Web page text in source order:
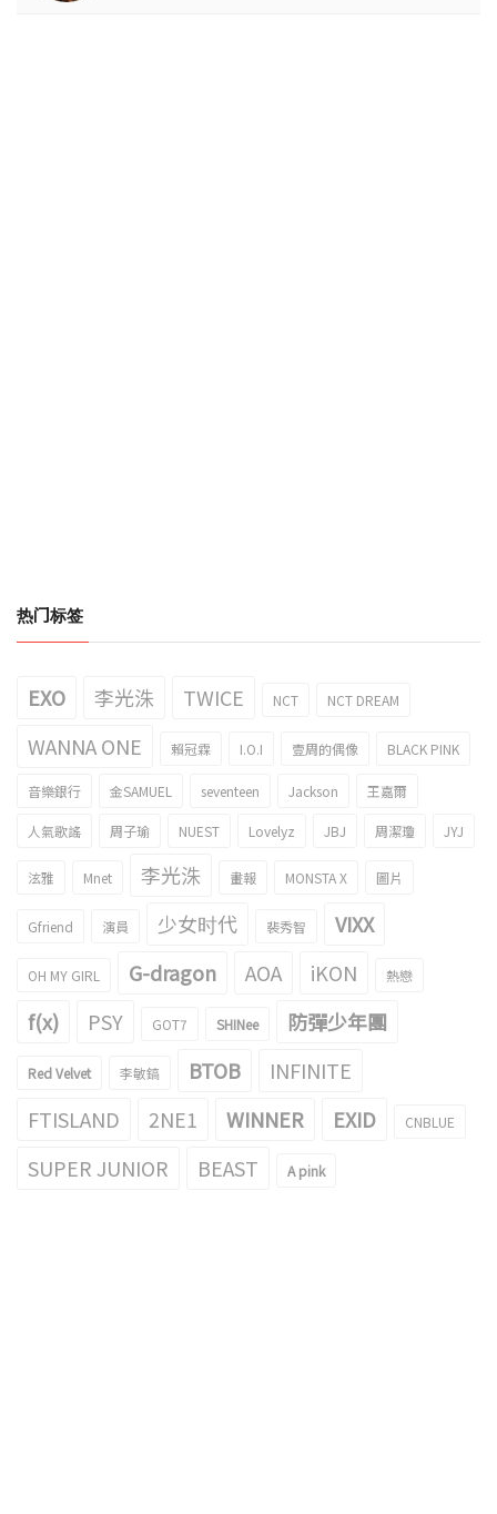
热门标签
EXO 李光洙 TWICE NCT NCT DREAM
WANNA ONE 賴冠霖 I.O.I 壹周的偶像 BLACK PINK
音樂銀行 金SAMUEL seventeen Jackson 王嘉爾
人氣歌謠 周子瑜 NUEST Lovelyz JBJ 周潔瓊 JYJ
泫雅 Mnet 李光洙 畫報 MONSTA X 圖片
Gfriend 演員 少女时代 裴秀智 VIXX
OH MY GIRL G-dragon AOA iKON 熱戀
f(x) PSY GOT7 SHINee 防彈少年團
Red Velvet 李敏鎬 BTOB
INFINITE
FTISLAND
2NE1 WINNER EXID CNBLUE
SUPER JUNIOR BEAST A pink